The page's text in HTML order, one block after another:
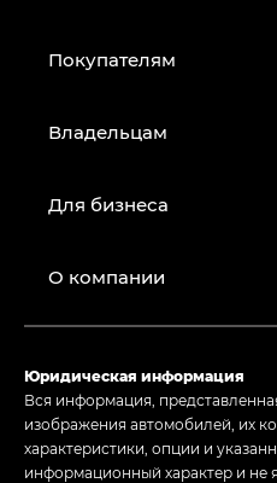
Покупателям
Владельцам
Для бизнеса
О компании
Юридическая информация
Вся информация,
изображения автомобилей, их
характеристики, опции и
информационный характер и не